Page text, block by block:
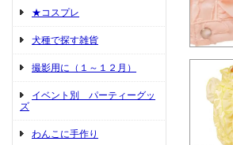
★コスプレ
犬種で探す雑貨
撮影用に（１～１２月）
イベント別 パーティーグッ
ズ
わんこに手作り